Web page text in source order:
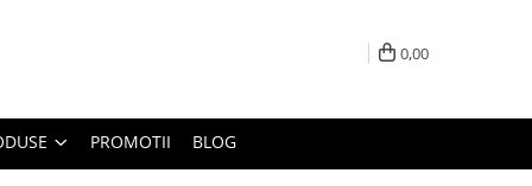
0,00
PROMOTII BLOG